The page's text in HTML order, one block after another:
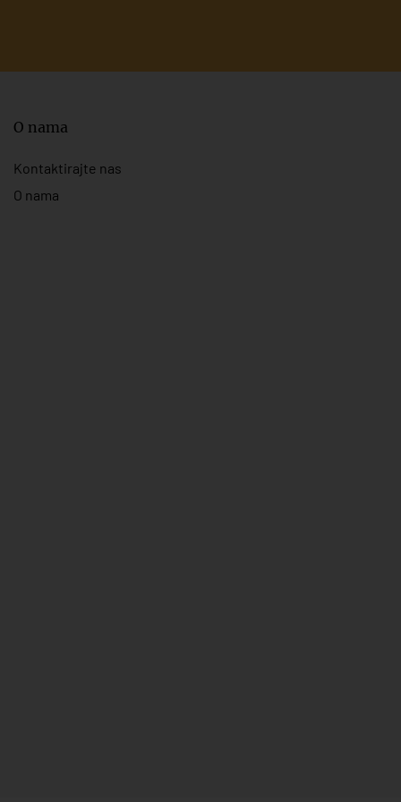
O nama
Kontaktirajte nas
O nama